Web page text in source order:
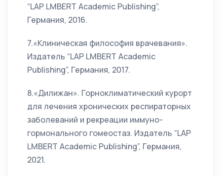
“LAP LMBERT Academic Publishing”,
Германия, 2016.
7.«Клиническая философия врачевания».
Издатель “LAP LMBERT Academic
Publishing”, Германия, 2017.
8.«Дилижан». Горноклиматический курорт
для лечения хронических респираторных
заболеваний и рекреации иммуно-
гормонального гомеостаз. Издатель “LAP
LMBERT Academic Publishing”, Германия,
2021.